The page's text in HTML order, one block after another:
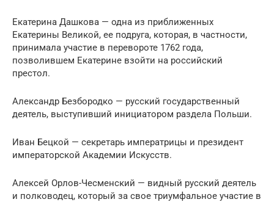
Екатерина Дашкова — одна из приближенных
Екатерины Великой, ее подруга, которая, в частности,
принимала участие в перевороте 1762 года,
позволившем Екатерине взойти на российский
престол.
Александр Безбородко — русский государственный
деятель, выступивший инициатором раздела Польши.
Иван Бецкой — секретарь императрицы и президент
императорской Академии Искусств.
Алексей Орлов-Чесменский — видный русский деятель
и полководец, который за свое триумфальное участие в